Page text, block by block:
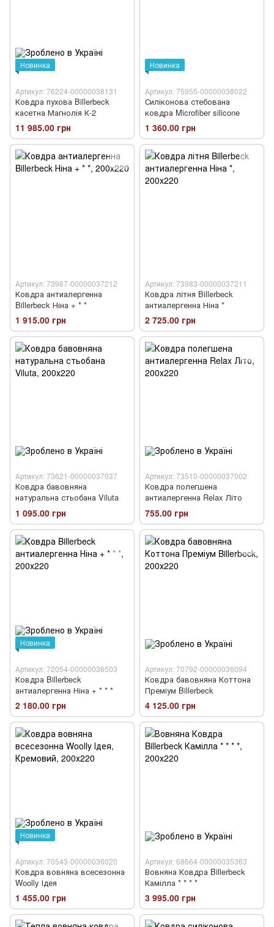
Новинка
Артикул: 76224-00000038131
Ковдра пухова Billerbeck
касетна Магнолія К-2
11 985.00 грн
Новинка
Артикул: 75955-00000038022
Силіконова стебована
ковдра Microfiber silicone
1 360.00 грн
Артикул: 73987-00000037212
Ковдра антиалергенна
Billerbeck Ніна + * *
1 915.00 грн
Артикул: 73983-00000037211
Ковдра літня Billerbeck
антиалергенна Ніна *
2 725.00 грн
Артикул: 73621-00000037037
Ковдра бавовняна
натуральна стьобана Viluta
1 095.00 грн
Артикул: 73510-00000037002
Ковдра полегшена
антиалергенна Relax Літо
755.00 грн
Новинка
Артикул: 72054-00000036503
Ковдра Billerbeck
антиалергенна Ніна + * * *
2 180.00 грн
Артикул: 70792-00000036094
Ковдра бавовняна Коттона
Преміум Billerbeck
4 125.00 грн
Новинка
Артикул: 70543-00000036020
Ковдра вовняна всесезонна
Woolly Ідея
1 455.00 грн
Артикул: 68664-00000035363
Вовняна Ковдра Billerbeck
Камілла * * * *
3 995.00 грн